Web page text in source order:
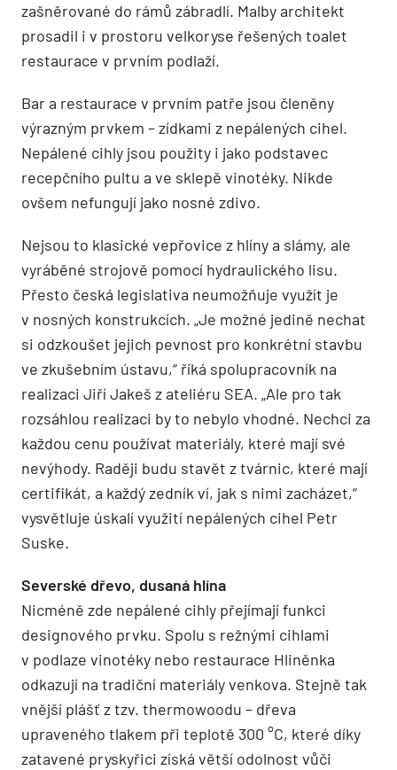
zašněrované do rámů zábradlí. Malby architekt
prosadil i v prostoru velkoryse řešených toalet
restaurace v prvním podlaží.
Bar a restaurace v prvním patře jsou členěny
výrazným prvkem – zídkami z nepálených cihel.
Nepálené cihly jsou použity i jako podstavec
recepčního pultu a ve sklepě vinotéky. Nikde
ovšem nefungují jako nosné zdivo.
Nejsou to klasické vepřovice z hlíny a slámy, ale
vyráběné strojově pomocí hydraulického lisu.
Přesto česká legislativa neumožňuje využít je
v nosných konstrukcích. „Je možné jedině nechat
si odzkoušet jejich pevnost pro konkrétní stavbu
ve zkušebním ústavu,“ říká spolupracovník na
realizaci Jiří Jakeš z ateliéru SEA. „Ale pro tak
rozsáhlou realizaci by to nebylo vhodné. Nechci za
každou cenu používat materiály, které mají své
nevýhody. Raději budu stavět z tvárnic, které mají
certifikát, a každý zedník ví, jak s nimi zacházet,“
vysvětluje úskalí využití nepálených cihel Petr
Suske.
Severské dřevo, dusaná hlína
Nicméně zde nepálené cihly přejímají funkci
designového prvku. Spolu s režnými cihlami
v podlaze vinotéky nebo restaurace Hliněnka
odkazují na tradiční materiály venkova. Stejně tak
vnější plášť z tzv. thermowoodu – dřeva
upraveného tlakem při teplotě 300 °C, které díky
zatavené pryskyřici získá větší odolnost vůči